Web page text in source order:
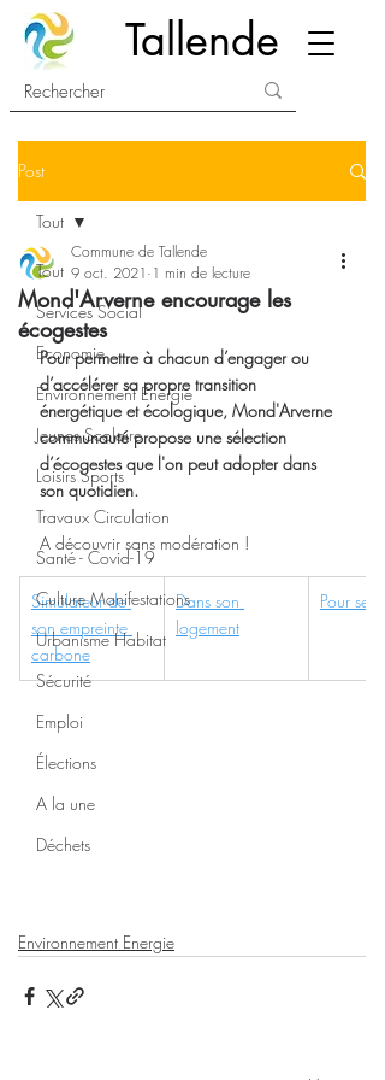
Tallende
Post
Tout
Services Social
Economie
Environnement Energie
Jeunes Scolaire
Loisirs Sports
Travaux Circulation
Santé - Covid-19
Culture Manifestations
Urbanisme Habitat
Sécurité
Emploi
Élections
A la une
Déchets
Tout
Mond'Arverne encourage les
écogestes
Commune de Tallende
9 oct. 2021 1 min de lecture
Pour permettre à chacun d’engager ou
d’accélérer sa propre transition
énergétique et écologique, Mond'Arverne
communauté propose une sélection
d’écogestes que l'on peut adopter dans
son quotidien.
A découvrir sans modération !
Simulateur de
son empreinte
carbone
Dans son
logement
Pour ses
Environnement Energie